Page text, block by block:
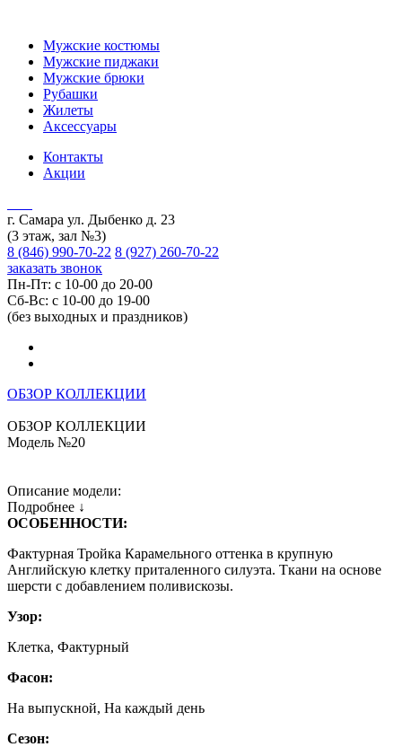
Мужские костюмы
Мужские пиджаки
Мужские брюки
Рубашки
Жилеты
Аксессуары
Контакты
Акции
г. Самара ул. Дыбенко д. 23
(3 этаж, зал №3)
8 (846) 990-70-22 8 (927) 260-70-22
заказать звонок
Пн-Пт: с 10-00 до 20-00
Сб-Вс: с 10-00 до 19-00
(без выходных и праздников)
ОБЗОР КОЛЛЕКЦИИ
ОБЗОР КОЛЛЕКЦИИ
Модель №20
Описание модели:
Подробнее ↓
ОСОБЕННОСТИ:
Фактурная Тройка Карамельного оттенка в крупную
Английскую клетку приталенного силуэта. Ткани на основе
шерсти с добавлением поливискозы.
Узор:
Клетка, Фактурный
Фасон:
На выпускной, На каждый день
Сезон: